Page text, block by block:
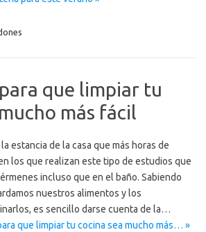
que limpiar tu
más fácil
estancia de la casa que más horas de
los que realizan este tipo de estudios que
incluso que en el baño. Sabiendo
nuestros alimentos y los
es sencillo darse cuenta de la…
que limpiar tu cocina sea mucho más… »